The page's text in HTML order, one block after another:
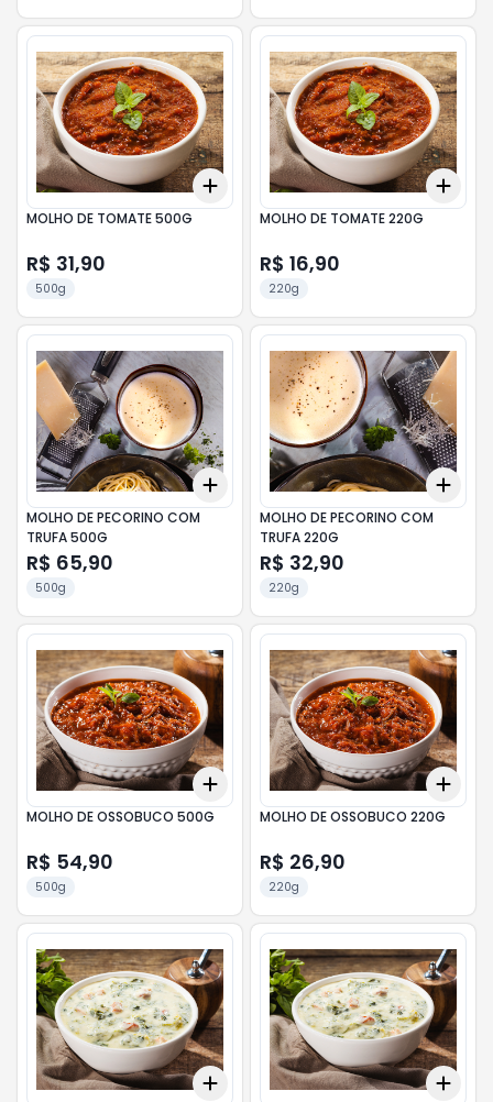
+5 +10
Add
MOLHO DE TOMATE 500G
R$ 31,90
500g
Add
MOLHO DE TOMATE 220G
R$ 16,90
220g
+5 +10
Add
MOLHO DE PECORINO COM
TRUFA 500G
R$ 65,90
500g
Add
MOLHO DE PECORINO COM
TRUFA 220G
R$ 32,90
220g
+5 +10
Add
MOLHO DE OSSOBUCO 500G
R$ 54,90
500g
Add
MOLHO DE OSSOBUCO 220G
R$ 26,90
220g
5 +10
Add Add